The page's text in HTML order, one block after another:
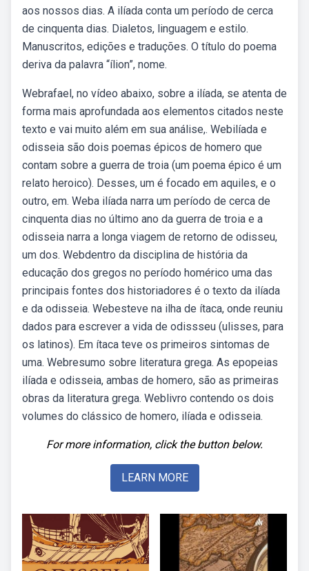
aos nossos dias. A ilíada conta um período de cerca
de cinquenta dias. Dialetos, linguagem e estilo.
Manuscritos, edições e traduções. O título do poema
deriva da palavra “ílion”, nome.
Webrafael, no vídeo abaixo, sobre a ilíada, se atenta de
forma mais aprofundada aos elementos citados neste
texto e vai muito além em sua análise,. Webilíada e
odisseia são dois poemas épicos de homero que
contam sobre a guerra de troia (um poema épico é um
relato heroico). Desses, um é focado em aquiles, e o
outro, em. Weba ilíada narra um período de cerca de
cinquenta dias no último ano da guerra de troia e a
odisseia narra a longa viagem de retorno de odisseu,
um dos. Webdentro da disciplina de história da
educação dos gregos no período homérico uma das
principais fontes dos historiadores é o texto da ilíada
e da odisseia. Webesteve na ilha de ítaca, onde reuniu
dados para escrever a vida de odissseu (ulisses, para
os latinos). Em ítaca teve os primeiros sintomas de
uma. Webresumo sobre literatura grega. As epopeias
ilíada e odisseia, ambas de homero, são as primeiras
obras da literatura grega. Weblivro contendo os dois
volumes do clássico de homero, ilíada e odisseia.
For more information, click the button below.
LEARN MORE